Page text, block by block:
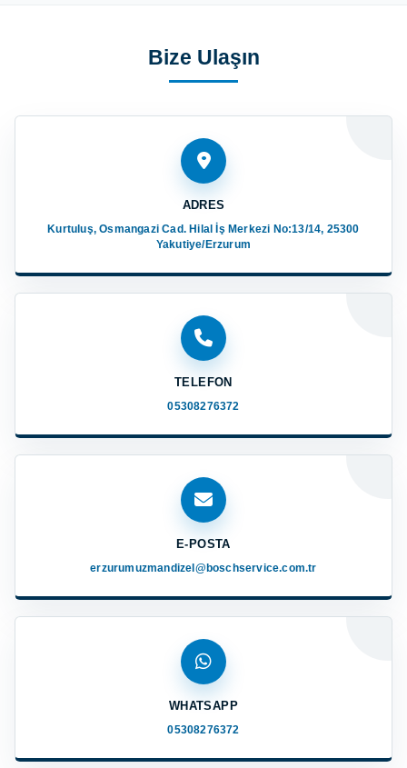
Bize Ulaşın
ADRES
Kurtuluş, Osmangazi Cad. Hilal İş Merkezi No:13/14, 25300
Yakutiye/Erzurum
TELEFON
05308276372
E-POSTA
erzurumuzmandizel@boschservice.com.tr
WHATSAPP
05308276372